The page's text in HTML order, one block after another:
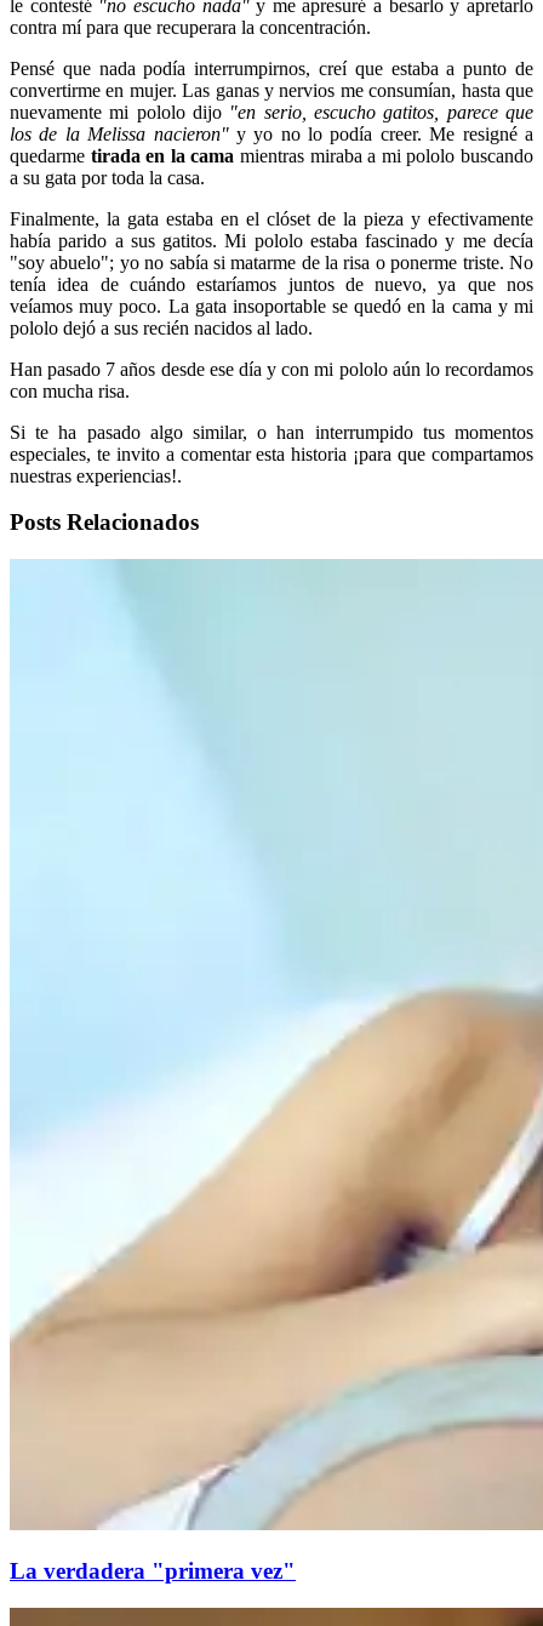
le contesté "no escucho nada"y me apresuré a besarlo y apretarlo
contra mí para que recuperara la concentración.
Pensé que nada podía interrumpirnos, creí que estaba a punto de
convertirme en mujer. Las ganas y nervios me consumían, hasta que
nuevamente mi pololo dijo "en serio, escucho gatitos, parece que
los de la Melissa nacieron"y yo no lo podía creer. Me resigné a
quedarme tirada en la cama mientras miraba a mi pololo buscando
a su gata por toda la casa.
Finalmente, la gata estaba en el clóset de la pieza y efectivamente
había parido a sus gatitos. Mi pololo estaba fascinado y me decía
"soy abuelo"; yo no sabía si matarme de la risa o ponerme triste. No
tenía idea de cuándo estaríamos juntos de nuevo, ya que nos
veíamos muy poco. La gata insoportable se quedó en la cama y mi
pololo dejó a sus recién nacidos al lado.
Han pasado 7 años desde ese día y con mi pololo aún lo recordamos
con mucha risa.
Si te ha pasado algo similar, o han interrumpido tus momentos
especiales, te invito a comentar esta historia ¡para que compartamos
nuestras experiencias!.
Posts Relacionados
La verdadera "primera vez"